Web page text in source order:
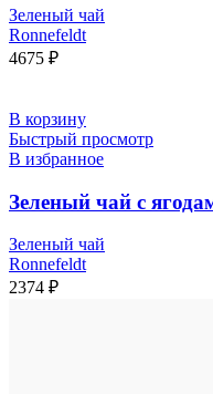
Зеленый чай
Ronnefeldt
4675 ₽
В корзину
Быстрый просмотр
В избранное
Зеленый чай с
Зеленый чай
Ronnefeldt
2374 ₽